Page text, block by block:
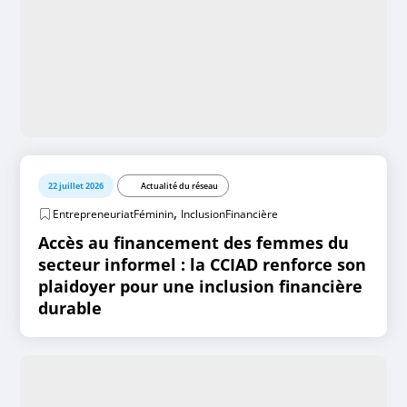
22 juillet 2026 Actualité du réseau
EntrepreneuriatFéminin, InclusionFinancière
Accès au financement des femmes du
secteur informel : la CCIAD renforce son
plaidoyer pour une inclusion financière
durable